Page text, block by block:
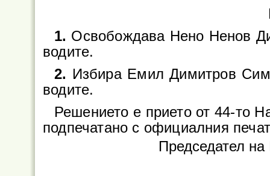
1. Освобождава Нено Ненов
водите.
2. Избира Емил Димитров
водите.
Решението е прието от 44-то
подпечатано с официалния
Председател